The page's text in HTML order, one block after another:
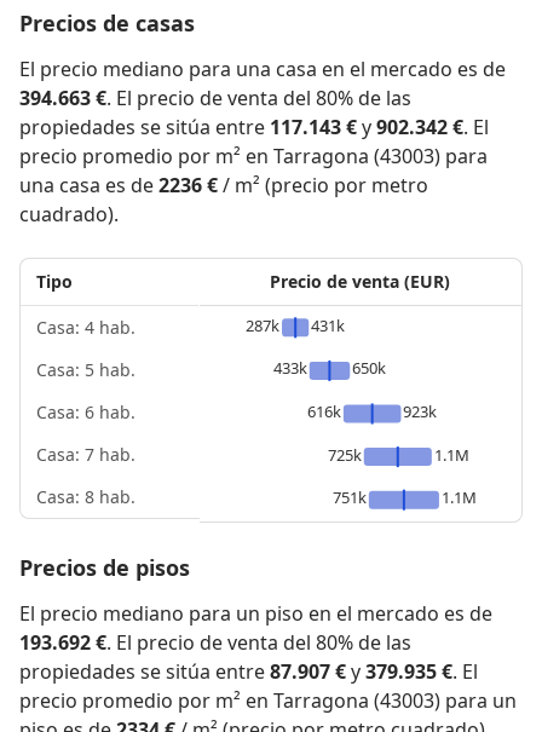
Precios de casas
El precio mediano para una casa en el mercado es de
394.663 €. El precio de venta del 80% de las
propiedades se sitúa entre 117.143 €y902.342 €. El
precio promedio por m² en Tarragona (43003) para
una casa es de2236 €/ m² (precio por metro
cuadrado).
Tipo
Casa: 4 hab.
Casa: 5 hab.
Casa: 6 hab.
Casa: 7 hab.
Casa: 8 hab.
Precio de venta (EUR)
287k
431k
433k
650k
616k
923k
725k
1.1M
751k
1.1M
Precios de pisos
El precio mediano para un piso en el mercado es de
193.692 €. El precio de venta del 80% de las
propiedades se sitúa entre87.907 €y379.935 €. El
precio promedio por m² en Tarragona (43003) para un